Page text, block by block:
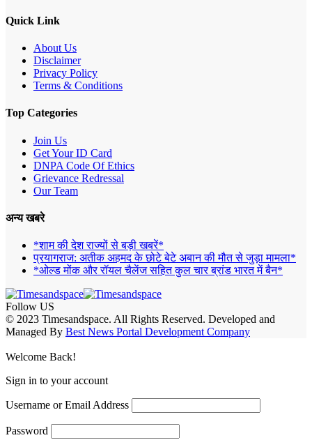
Quick Link
About Us
Disclaimer
Privacy Policy
Terms & Conditions
Top Categories
Join Us
Get Your ID Card
DNPA Code Of Ethics
Grievance Redressal
Our Team
अन्य खबरे
*शाम की देश राज्यों से बड़ी खबरें*
प्रयागराज: अतीक अहमद के छोटे बेटे अबान की मौत से जुड़ा मामला*
*ओल्ड मोंक और रॉयल चैलेंज सहित कुल चार ब्रांड भारत में बैन*
Follow US
© 2023 Timesandspace. All Rights Reserved. Developed and
Managed By Best News Portal Development Company
Welcome Back!
Sign in to your account
Username or Email Address
Password